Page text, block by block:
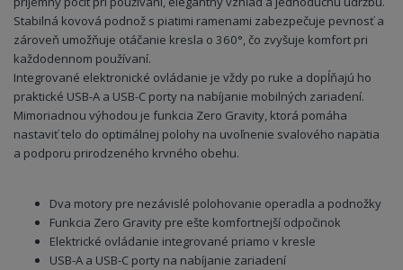
Stabilná kovová podnož s piatimi ramenami zabezpečuje pevnosť a
zároveň umožňuje otáčanie kresla o 360°, čo zvyšuje komfort pri
každodennom používaní.
Integrované elektronické ovládanie je vždy po ruke a dopĺňajú ho
praktické USB-A a USB-C porty na nabíjanie mobilných zariadení.
Mimoriadnou výhodou je funkcia Zero Gravity, ktorá pomáha
nastaviť telo do optimálnej polohy na uvoľnenie svalového napätia
a podporu prirodzeného krvného obehu.
Dva motory pre nezávislé polohovanie operadla a podnožky
Funkcia Zero Gravity pre ešte komfortnejší odpočinok
Elektrické ovládanie integrované priamo v kresle
USB-A a USB-C porty na nabíjanie zariadení